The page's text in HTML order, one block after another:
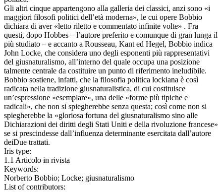
Gli altri cinque appartengono alla galleria dei classici, anzi sono «i
maggiori filosofi politici dell’età moderna», le cui opere Bobbio
dichiara di aver «letto riletto e commentato infinite volte» . Fra
questi, dopo Hobbes – l’autore preferito e comunque di gran lunga il
più studiato – e accanto a Rousseau, Kant ed Hegel, Bobbio indica
John Locke, che considera uno degli esponenti più rappresentativi
del giusnaturalismo, all’interno del quale occupa una posizione
talmente centrale da costituire un punto di riferimento ineludibile.
Bobbio sostiene, infatti, che la filosofia politica lockiana è così
radicata nella tradizione giusnaturalistica, di cui costituisce
un’espressione «esemplare», una delle «forme più tipiche e
radicali», che non si spiegherebbe senza questa; così come non si
spiegherebbe la «gloriosa fortuna del giusnaturalismo sino alle
Dichiarazioni dei diritti degli Stati Uniti e della rivoluzione francese»
se si prescindesse dall’influenza determinante esercitata dall’autore
deiDue trattati.
Iris type:
1.1 Articolo in rivista
Keywords:
Norberto Bobbio; Locke; giusnaturalismo
List of contributors: